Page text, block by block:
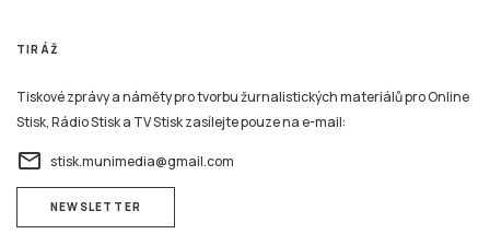
TIRÁŽ
Tiskové zprávy a náměty pro tvorbu žurnalistických materiálů pro Online
Stisk, Rádio Stisk a TV Stisk zasílejte pouze na e-mail:
email stisk.munimedia@gmail.com
NEWSLETTER